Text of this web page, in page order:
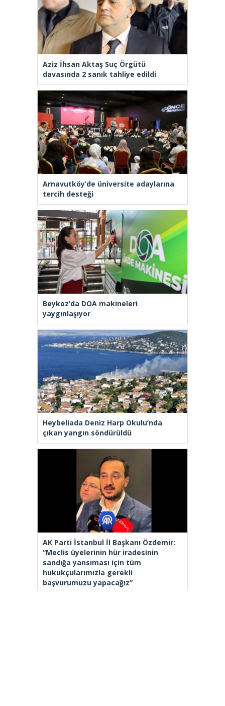
Aziz İhsan Aktaş Suç Örgütü
davasında 2 sanık tahliye edildi
Arnavutköy’de üniversite adaylarına
tercih desteği
Beykoz’da DOA makineleri
yaygınlaşıyor
Heybeliada Deniz Harp Okulu’nda
çıkan yangın söndürüldü
AK Parti İstanbul İl Başkanı Özdemir:
“Meclis üyelerinin hür iradesinin
sandığa yansıması için tüm
hukukçularımızla gerekli
başvurumuzu yapacağız”